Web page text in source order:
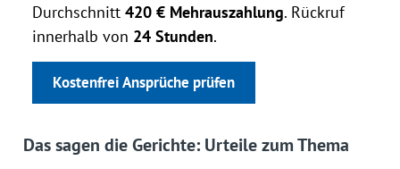
Durchschnitt 420 € Mehrauszahlung. Rückruf
innerhalb von 24 Stunden.
Kostenfrei Ansprüche prüfen
Das sagen die Gerichte: Urteile zum Thema